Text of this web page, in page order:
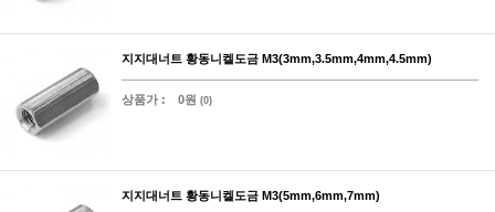
지지대너트 황동니켈도금 M3(3mm,3.5mm,4mm,4.5mm)
상품가 : 0원 (0)
지지대너트 황동니켈도금 M3(5mm,6mm,7mm)